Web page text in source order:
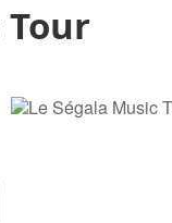
Tour